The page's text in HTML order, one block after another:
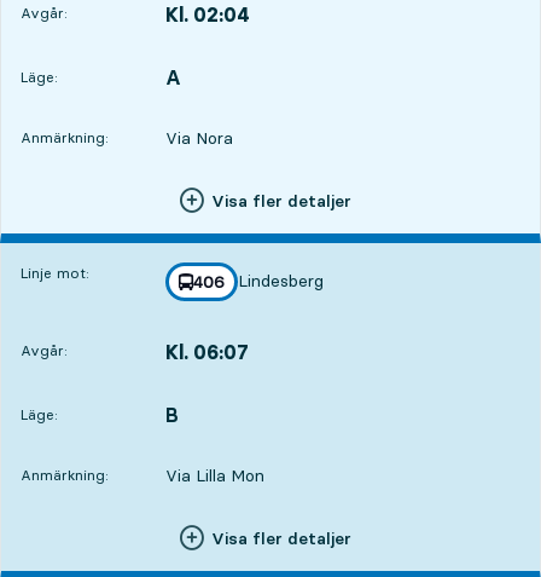
Avgår: Kl. 02:04
Läge:
LÄGE, A
,
Anmärkning: Via Nora
Visa fler detaljer
Linje mot: linje
406
mot
Lindesberg
,
Avgår: Kl. 06:07
Läge:
LÄGE, B
,
Anmärkning: Via Lilla Mon
Visa fler detaljer